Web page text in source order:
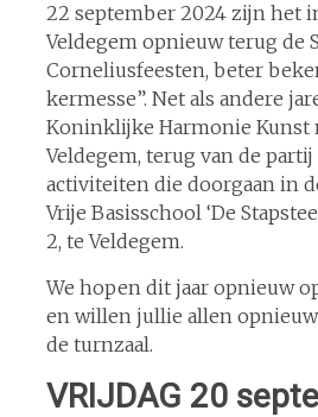
22 september 2024 zijn het
Veldegem opnieuw terug de
Corneliusfeesten, beter
kermesse”. Net als andere
Koninklijke Harmonie Kunst
Veldegem, terug van de
activiteiten die doorgaan in
Vrije Basisschool ‘De
2, te Veldegem.
We hopen dit jaar opnieuw
en willen jullie allen
de turnzaal.
VRIJDAG 20